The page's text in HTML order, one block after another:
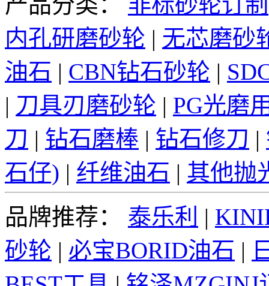
内孔研磨砂轮 | 无芯磨砂
油石 | CBN钻石砂轮 |
| 刀具刃磨砂轮 | PG光磨
刀 | 钻石磨棒 | 钻石修刀 |
石仔) | 纤维油石 | 其他抛
品牌推荐：
泰乐利 |
砂轮 | 必宝BORID油石 |